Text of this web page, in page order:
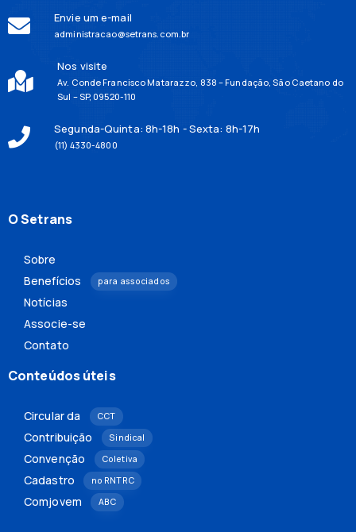
Envie um e-mail
administracao@setrans.com.br
Nos visite
Av. Conde Francisco Matarazzo, 838 – Fundação, São Caetano do
Sul – SP, 09520-110
Segunda-Quinta: 8h-18h - Sexta: 8h-17h
(11) 4330-4800
O Setrans
Sobre
Benefícios
para associados
Notícias
Associe-se
Contato
Conteúdos úteis
Circular da CCT
Contribuição Sindical
Convenção Coletiva
Cadastro no RNTRC
Comjovem ABC